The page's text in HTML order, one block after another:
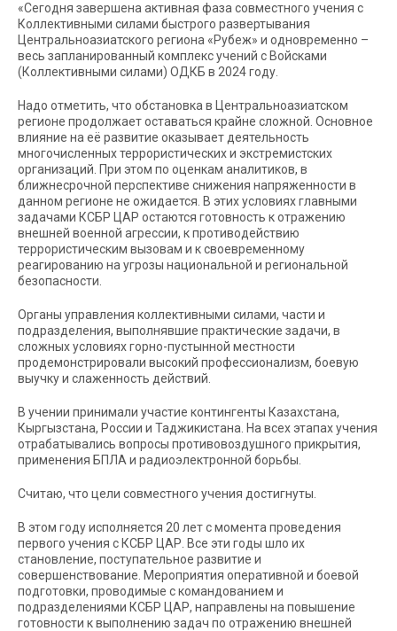
«Сегодня завершена активная фаза совместного учения с
Коллективными силами быстрого развертывания
Центральноазиатского региона «Рубеж» и одновременно –
весь запланированный комплекс учений с Войсками
(Коллективными силами) ОДКБ в 2024 году.
Надо отметить, что обстановка в Центральноазиатском
регионе продолжает оставаться крайне сложной. Основное
влияние на её развитие оказывает деятельность
многочисленных террористических и экстремистских
организаций. При этом по оценкам аналитиков, в
ближнесрочной перспективе снижения напряженности в
данном регионе не ожидается. В этих условиях главными
задачами КСБР ЦАР остаются готовность к отражению
внешней военной агрессии, к противодействию
террористическим вызовам и к своевременному
реагированию на угрозы национальной и региональной
безопасности.
Органы управления коллективными силами, части и
подразделения, выполнявшие практические задачи, в
сложных условиях горно-пустынной местности
продемонстрировали высокий профессионализм, боевую
выучку и слаженность действий.
В учении принимали участие контингенты Казахстана,
Кыргызстана, России и Таджикистана. На всех этапах учения
отрабатывались вопросы противовоздушного прикрытия,
применения БПЛА и радиоэлектронной борьбы.
Считаю, что цели совместного учения достигнуты.
В этом году исполняется 20 лет с момента проведения
первого учения с КСБР ЦАР. Все эти годы шло их
становление, поступательное развитие и
совершенствование. Мероприятия оперативной и боевой
подготовки, проводимые с командованием и
подразделениями КСБР ЦАР, направлены на повышение
готовности к выполнению задач по отражению внешней